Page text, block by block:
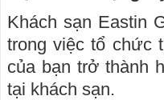
Khách sạn Eastin
trong việc tổ chức
của bạn trở thành
tại khách sạn.